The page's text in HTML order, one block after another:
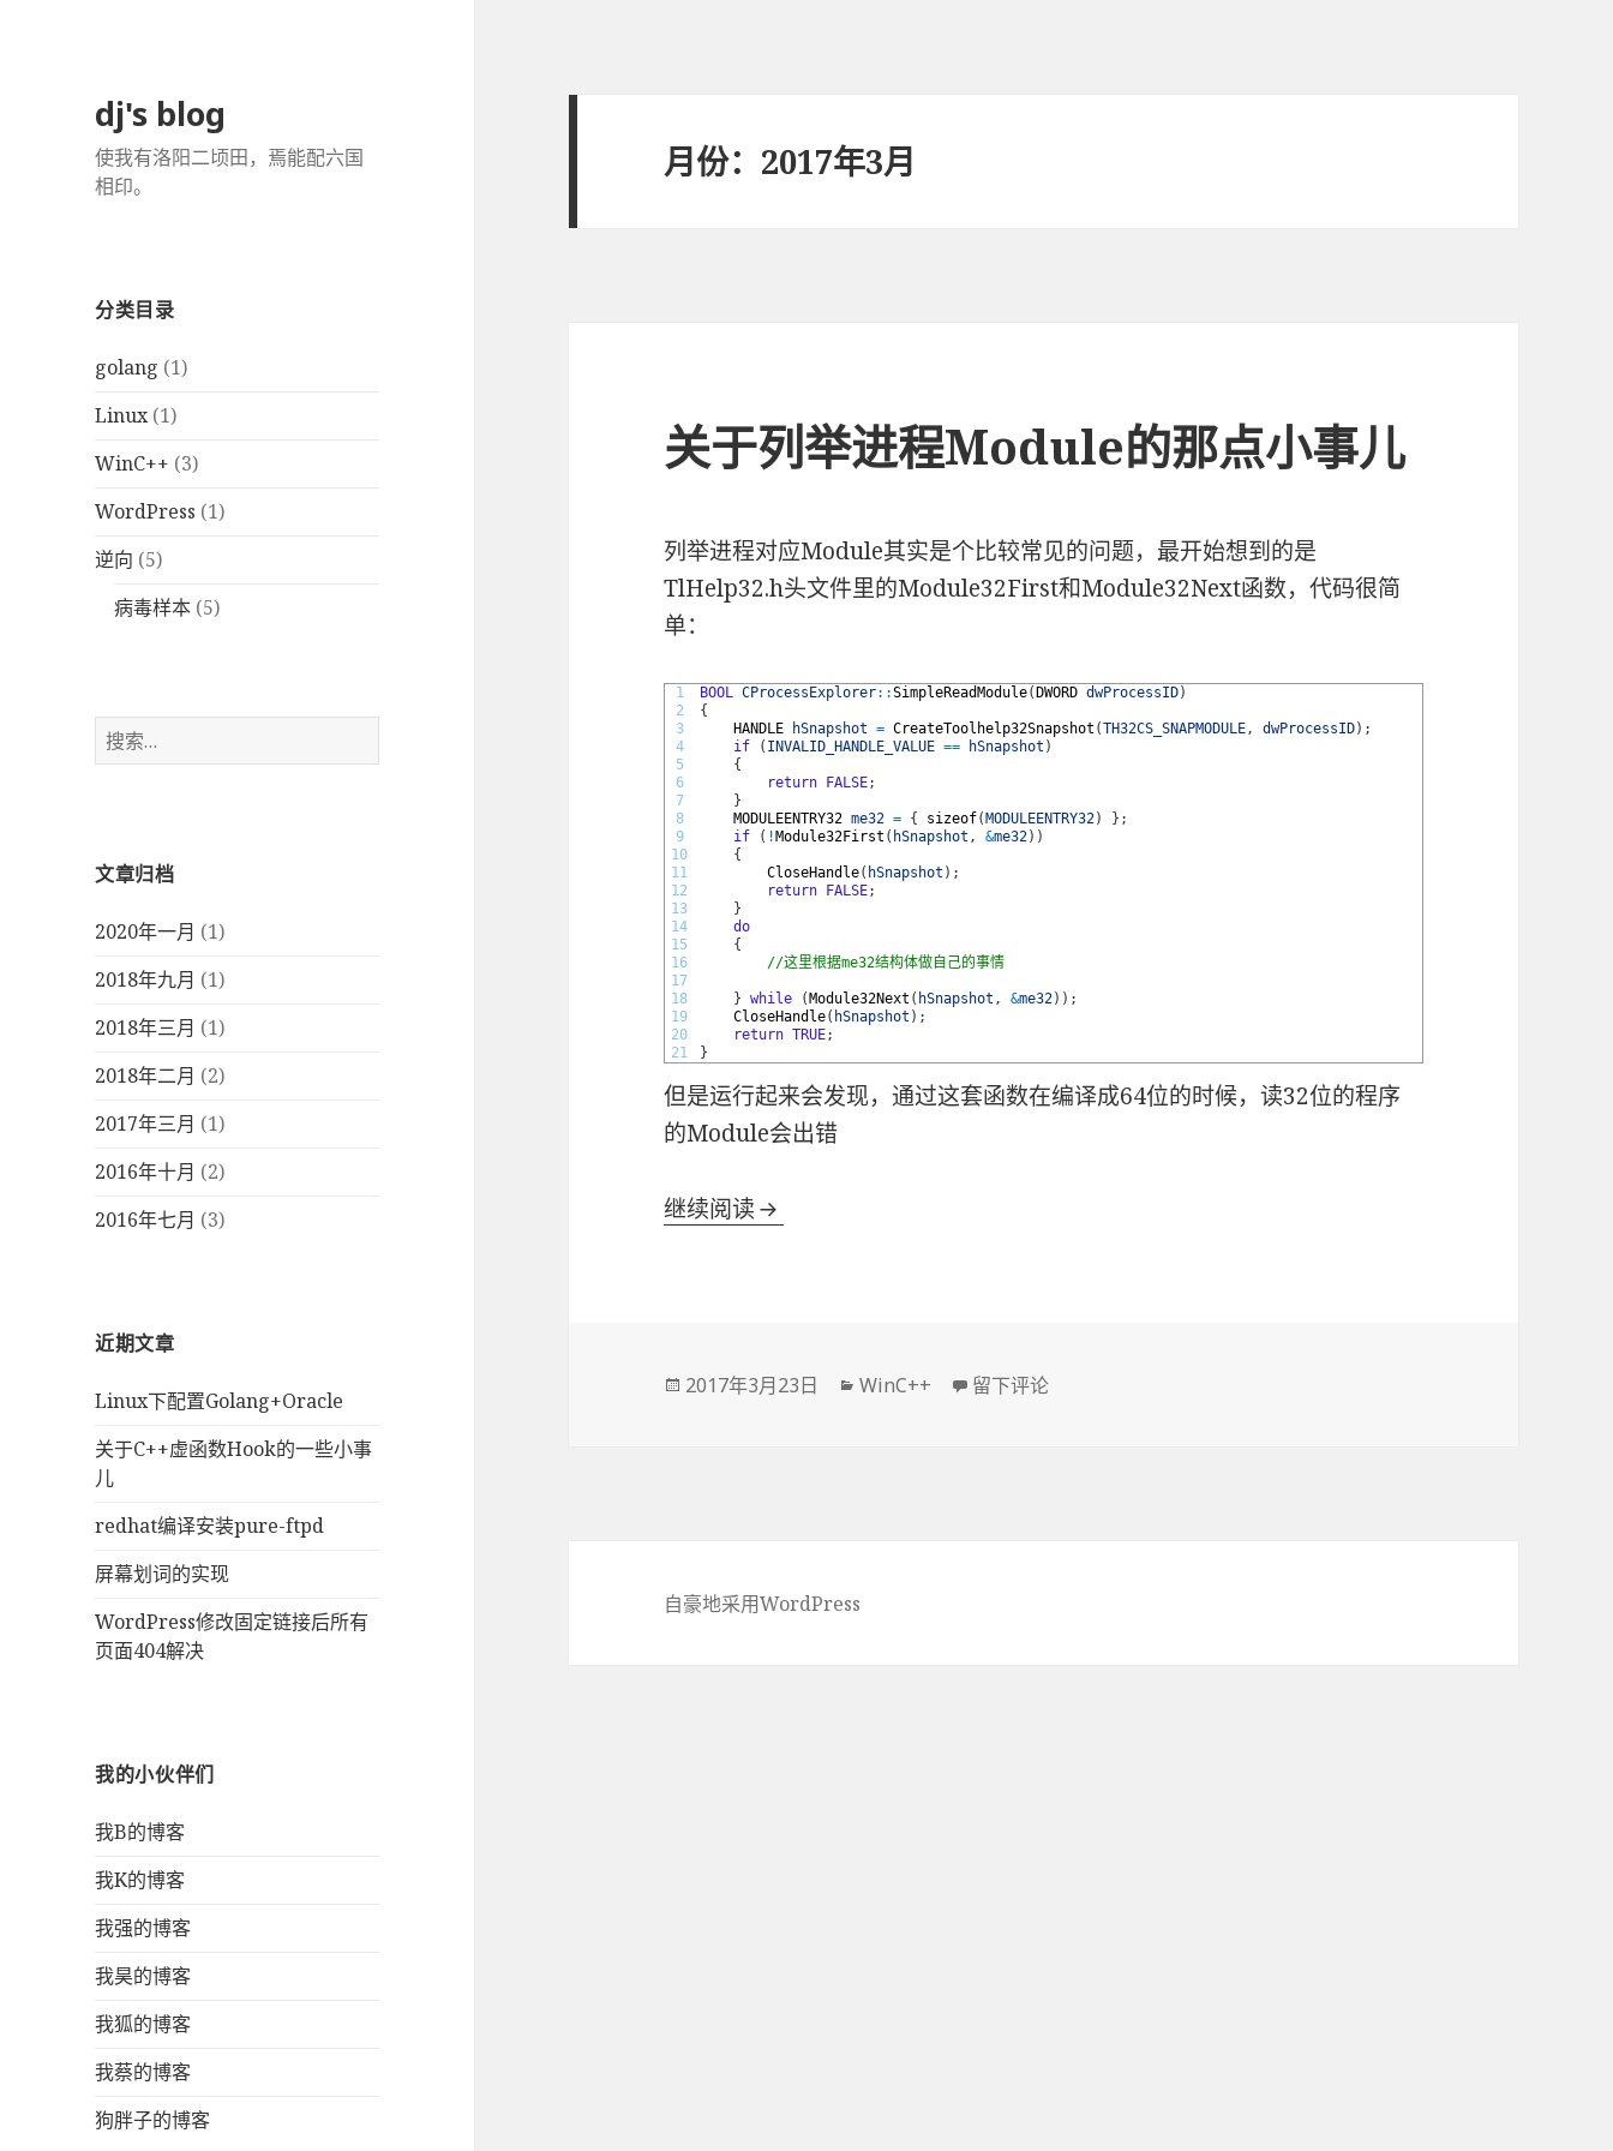
dj's blog
使我有洛阳二顷田，焉能配六国
相印。
分类目录
golang (1)
Linux(1)
WinC++ (3)
WordPress (1)
逆向 (5)
病毒样本 (5)
搜
索
文章归档
2020年一月 (1)
2018年九月 (1)
2018年三月 (1)
2018年二月 (2)
2017年三月 (1)
2016年十月 (2)
2016年七月 (3)
近期文章
Linux下配置Golang+Oracle
关于C++虚函数Hook的一些小事
儿
redhat编译安装pure-ftpd
屏幕划词的实现
WordPress修改固定链接后所有
页面404解决
我的小伙伴们
我B的博客
我K的博客
我强的博客
我昊的博客
我狐的博客
我蔡的博客
狗胖子的博客
月份：2017年3月
关于列举进程Module的那点小事儿
列举进程对应Module其实是个比较常见的问题，最开始想到的是
TlHelp32.h头文件里的Module32First和Module32Next函数，代码很简
单：
1
2
3
4
5
6
7
8
9
10
11
12
13
14
15
16
17
18
19
20
21
BOOL CProcessExplorer::SimpleReadModule( DWORD dwProcessID)
{
HANDLE
hSnapshot = CreateToolhelp32Snapshot (TH32CS_SNAPMODULE, dwProcessID) ;
if
( INVALID_HANDLE_VALUE == hSnapshot )
{
return
FALSE;
}
MODULEENTRY32 me32 = { sizeof( MODULEENTRY32) } ;
if
( ! Module32First ( hSnapshot , &me32) )
{
CloseHandle( hSnapshot ) ;
return
FALSE;
}
do
{
//这里根据me32结构体做自己的事情
} while ( Module32Next ( hSnapshot , &me32) ) ;
CloseHandle( hSnapshot ) ;
return TRUE;
}
但是运行起来会发现，通过这套函数在编译成64位的时候，读32位的程序
的Module会出错
继续阅读关于列举进程Module的那点小事儿
发
2017年3月23日
分
WinC++ 于关于列举进程Module的那点小事儿
留下评论
自豪地采用WordPress